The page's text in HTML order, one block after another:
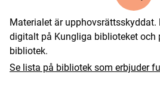
Materialet är upphovsrättsskyddat.
digitalt på Kungliga biblioteket och
bibliotek.
Se lista på bibliotek som erbjuder